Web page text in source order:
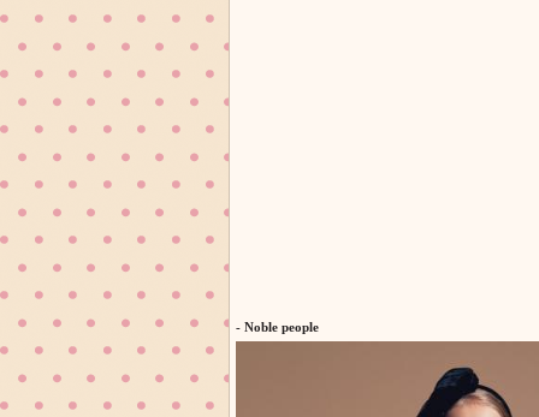
- Noble people